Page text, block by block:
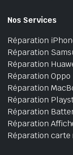
Nos Services
Réparation
Réparation
Réparation
Réparation Oppo
Réparation
Réparation
Réparation
Réparation
Réparation carte